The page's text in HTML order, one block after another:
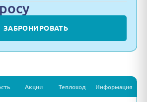
ЗАБРОНИРОВАТЬ
Акции Теплоход Информация